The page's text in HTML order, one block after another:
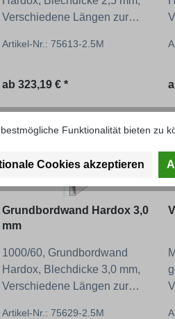
Verschiedene Längen zur
Artikel-Nr.: 75613-2.5M
Regulärer Preis:
ab323,19 € *
Grundbordwand Hardox 3,0
mm
1000/60, Grundbordwand
Hardox, Blechdicke 3,0 mm,
Verschiedene Längen zur
Artikel-Nr.: 75629-2.5M
Funktionalität bieten zu
Cookies akzeptieren